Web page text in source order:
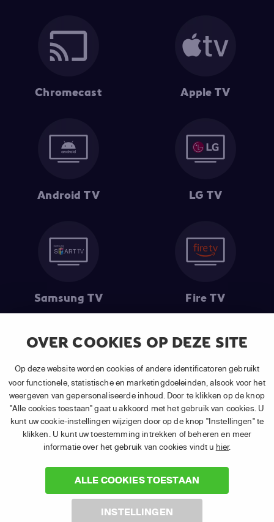
OVER COOKIES OP DEZE SITE
Op deze website worden cookies of andere identificatoren gebruikt
voor functionele, statistische en marketingdoeleinden, alsook voor het
weergeven van gepersonaliseerde inhoud. Door te klikken op de knop
"Alle cookies toestaan" gaat u akkoord met het gebruik van cookies. U
kunt uw cookie-instellingen wijzigen door op de knop "Instellingen" te
klikken. U kunt uw toestemming intrekken of beheren en meer
informatie over het gebruik van cookies vindt u hier.
ALLE COOKIES TOESTAAN
INSTELLINGEN
Chromecast Apple TV
Android TV LG TV
Samsung TV Fire TV
(1) De eerste 30 dagen gratis: Geldig op alle nieuwe abonnementen
van APP TV Light, Basic of Plus.
(2) Prijs abonnement : Incl. BTW.
(3) Restart & Replayis beschikbaar voorvolgende zendersafhankelijk
van je gekozen pakket.
2026 Canal+ Luxembourg S. à r.l. - Alle rechten voorbehouden. TV
VLAANDEREN® is een merk gebruikt onder licentie door Canal+